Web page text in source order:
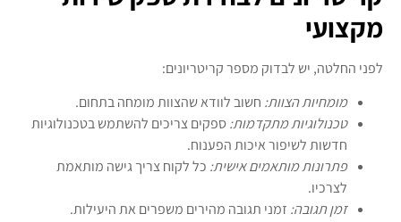
מקצועי
לפני החלטה, יש לבדוק מספר קריטריונים:
מומחיות הצוות: חשוב לוודא שהצוות מומחה בתחום.
טכנולוגיות מתקדמות:ספקים צריכים להשתמש בטכנולוגיות
חדשות לשיפור איכות הפענוח.
פתרונות מותאמים אישית: כל לקוח צריך גישה מותאמת
לצרכיו.
זמן תגובה: זמני תגובה מהירים משפרים את היעילות.